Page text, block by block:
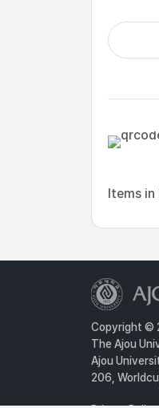
Items
Copyright ©
The Ajou
Ajou
206,